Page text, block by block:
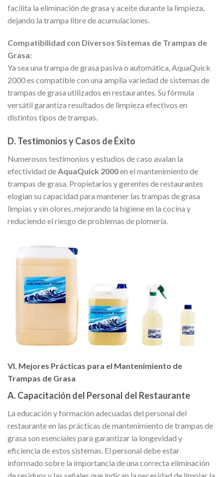
facilita la eliminación de grasa y aceite durante la limpieza,
dejando la trampa libre de acumulaciones.
Compatibilidad con Diversos Sistemas de Trampas de
Grasa:
Ya sea una trampa de grasa pasiva o automática, AquaQuick
2000 es compatible con una amplia variedad de sistemas de
trampas de grasa utilizados en restaurantes. Su fórmula
versátil garantiza resultados de limpieza efectivos en
distintos tipos de trampas.
D. Testimonios y Casos de Éxito
Numerosos testimonios y estudios de caso avalan la
efectividad deAquaQuick 2000en el mantenimiento de
trampas de grasa. Propietarios y gerentes de restaurantes
elogian su capacidad para mantener las trampas de grasa
limpias y sin olores, mejorando la higiene en la cocina y
reduciendo el riesgo de problemas de plomería.
VI. Mejores Prácticas para el Mantenimiento de
Trampas de Grasa
A. Capacitación del Personal del Restaurante
La educación y formación adecuadas del personal del
restaurante en las prácticas de mantenimiento de trampas de
grasa son esenciales para garantizar la longevidad y
eficiencia de estos sistemas. El personal debe estar
informado sobre la importancia de una correcta eliminación